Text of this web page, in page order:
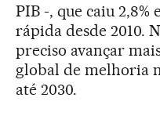
PIB -, que caiu 2,8%
rápida desde 2010.
preciso avançar
global de melhoria
até 2030.